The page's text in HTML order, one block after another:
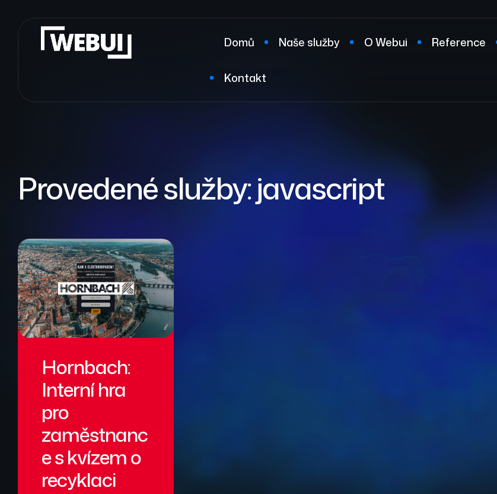
Domů Naše služby O Webui Reference
Kontakt
Provedené služby: javascript
Hornbach:
Interní hra
pro
zaměstnanc
e s kvízem o
recyklaci